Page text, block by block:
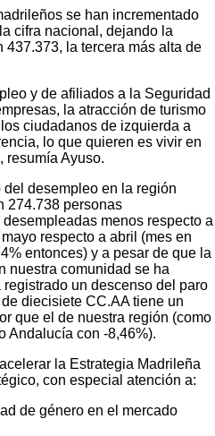
se han incrementado
cifra nacional, dejando la
la tercera más alta de
y de afiliados a la Seguridad
la atracción de turismo
ciudadanos de izquierda a
lo que quieren es vivir en
resumía Ayuso.
desempleo en la región
274.738 personas
menos respecto a
respecto a abril (mes en
entonces) y a pesar de que la
nuestra comunidad se ha
un descenso del paro
diecisiete CC.AA tiene un
que el de nuestra región (como
Andalucía con -8,46%).
la Estrategia Madrileña
con especial atención a:
de género en el mercado